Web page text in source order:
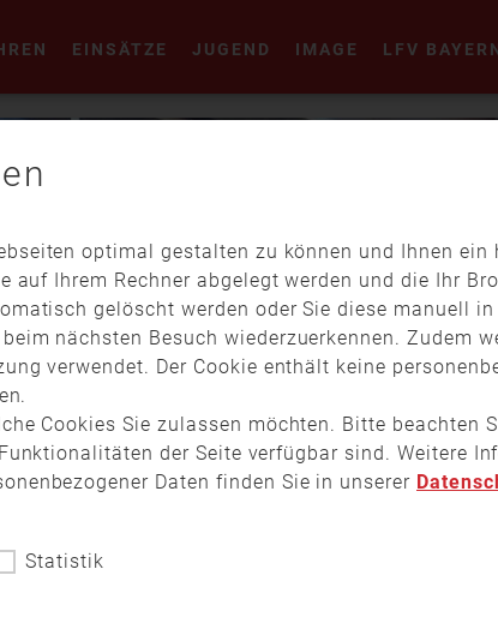
EINSÄTZE JUGEND IMAGE LFV
optimal gestalten zu können und Ihnen
auf Ihrem Rechner abgelegt werden und die Ihr
gelöscht werden oder Sie diese manuell
nächsten Besuch wiederzuerkennen. Zudem
verwendet. Der Cookie enthält keine
Cookies Sie zulassen möchten. Bitte beachten
der Seite verfügbar sind. Weitere
Daten finden Sie in unserer
Statistik